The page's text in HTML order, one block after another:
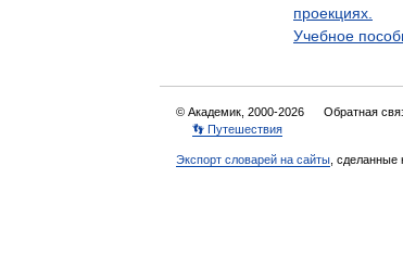
проекциях.
Учебное
© Академик, 2000-2026 Обратная
👣 Путешествия
Экспорт словарей на сайты , сделанные